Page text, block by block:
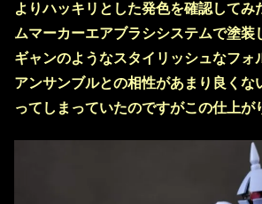
よりハッキリとした発色を確認してみ
ムマーカーエアブラシシステムで塗装
ギャンのようなスタイリッシュなフォ
アンサンブルとの相性があまり良くな
ってしまっていたのですがこの仕上が